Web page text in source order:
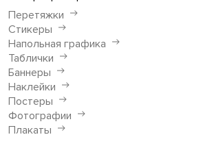
Перетяжки
Стикеры
Напольная графика
Таблички
Баннеры
Наклейки
Постеры
Фотографии
Плакаты